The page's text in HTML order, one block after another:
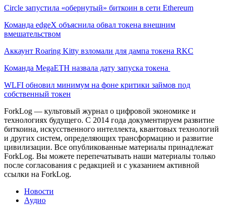
Circle запустила «обернутый» биткоин в сети Ethereum
Команда edgeX объяснила обвал токена внешним
вмешательством
Аккаунт Roaring Kitty взломали для дампа токена RKC
Команда MegaETH назвала дату запуска токена
WLFI обновил минимум на фоне критики займов под
собственный токен
ForkLog — культовый журнал о цифровой экономике и
технологиях будущего. С 2014 года документируем развитие
биткоина, искусственного интеллекта, квантовых технологий
и других систем, определяющих трансформацию и развитие
цивилизации. Все опубликованные материалы принадлежат
ForkLog. Вы можете перепечатывать наши материалы только
после согласования с редакцией и с указанием активной
ссылки на ForkLog.
Новости
Аудио